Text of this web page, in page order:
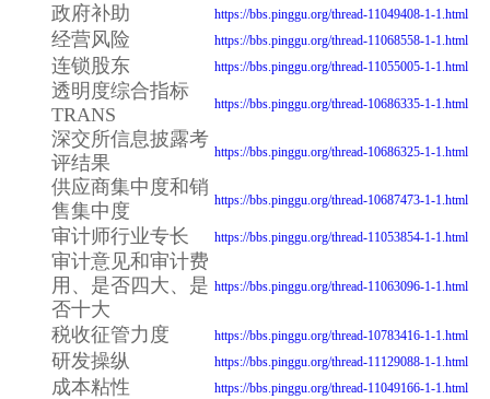
政府补助 https://bbs.pinggu.org/thread-11049408-1-1.html
经营风险 https://bbs.pinggu.org/thread-11068558-1-1.html
连锁股东 https://bbs.pinggu.org/thread-11055005-1-1.html
透明度综合指标
TRANS
https://bbs.pinggu.org/thread-10686335-1-1.html
深交所信息披露考
评结果
https://bbs.pinggu.org/thread-10686325-1-1.html
供应商集中度和销
售集中度
https://bbs.pinggu.org/thread-10687473-1-1.html
审计师行业专长 https://bbs.pinggu.org/thread-11053854-1-1.html
审计意见和审计费
用、是否四大、是
否十大
https://bbs.pinggu.org/thread-11063096-1-1.html
税收征管力度 https://bbs.pinggu.org/thread-10783416-1-1.html
研发操纵 https://bbs.pinggu.org/thread-11129088-1-1.html
成本粘性 https://bbs.pinggu.org/thread-11049166-1-1.html